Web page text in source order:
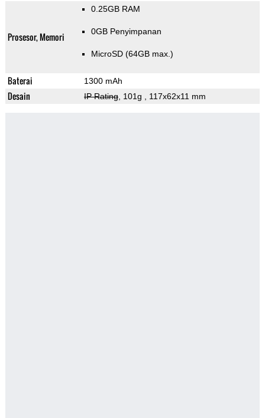
Prosesor, Memori
0.25GB RAM
0GB Penyimpanan
MicroSD (64GB max.)
Baterai 1300 mAh
Desain IP Rating, 101g , 117x62x11 mm